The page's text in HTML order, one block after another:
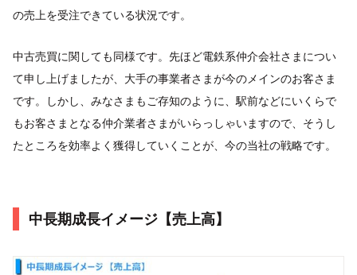
の売上を受注できている状況です。
中古売買に関しても同様です。先ほど電鉄系仲介会社さまについ
て申し上げましたが、大手の事業者さまが今のメインのお客さま
です。しかし、みなさまもご存知のように、駅前などにいくらで
もお客さまとなる仲介業者さまがいらっしゃいますので、そうし
たところを効率よく獲得していくことが、今の当社の戦略です。
中長期成長イメージ【売上高】